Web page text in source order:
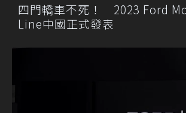
四門轎車不死！ 2023 Ford
Line中國正式發表